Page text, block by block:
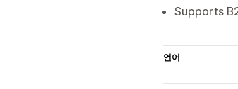
Supports
언어